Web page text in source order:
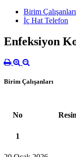
Birim Çalışanları
İç Hat Telefon
Enfeksiyon
Birim Çalışanları
No
1